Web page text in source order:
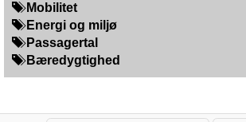
Mobilitet
Energi og miljø
Passagertal
Bæredygtighed